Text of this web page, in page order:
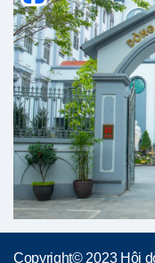
Copyright© 2023 Hội